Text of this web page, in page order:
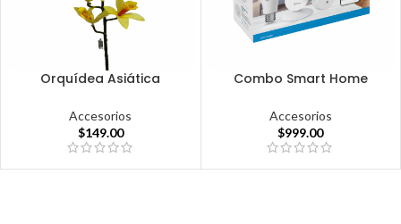
Orquídea Asiática
Accesorios
$149.00
Combo Smart Home
Accesorios
$999.00